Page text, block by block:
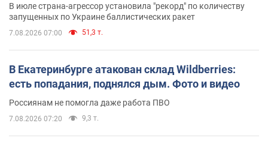
В июле страна-агрессор установила "рекорд" по количеству
запущенных по Украине баллистических ракет
7.08.2026 07:00 51,3 т.
В Екатеринбурге атакован склад Wildberries:
есть попадания, поднялся дым. Фото и видео
Россиянам не помогла даже работа ПВО
7.08.2026 07:20 9,3 т.